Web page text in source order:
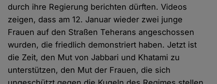
durch ihre Regierung berichten dürften. Videos
zeigen, dass am 12. Januar wieder zwei junge
Frauen auf den Straßen Teherans angeschossen
wurden, die friedlich demonstriert haben. Jetzt ist
die Zeit, den Mut von Jabbari und Khatami zu
unterstützen, den Mut der Frauen, die sich